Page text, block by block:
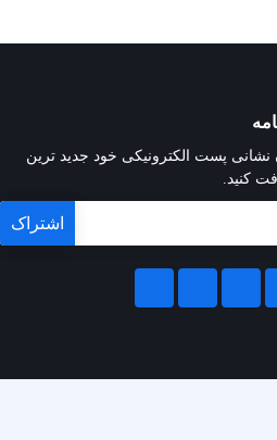
نشانی پست الکترونیکی خود جدید ترین
کنید.